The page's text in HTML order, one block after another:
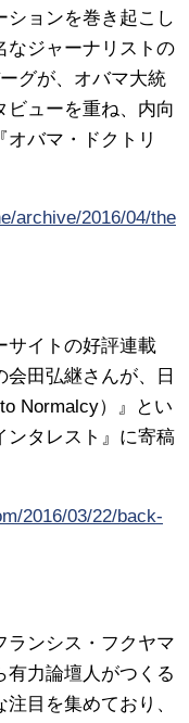
ションを巻き起こし
なジャーナリストの
グが、オバマ大統
ビューを重ね、内向
バマ・ドクトリ
archive/2016/04/the
サイトの好評連載
会田弘継さんが、日
Normalcy）』とい
ンタレスト』に寄稿
2016/03/22/back-
ランシス・フクヤマ
有力論壇人がつくる
目を集めており、